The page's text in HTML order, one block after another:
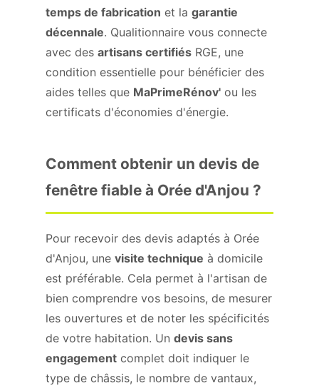
temps de fabrication et la garantie
décennale. Qualitionnaire vous connecte
avec des artisans certifiés RGE, une
condition essentielle pour bénéficier des
aides telles que MaPrimeRénov' ou les
certificats d'économies d'énergie.
Comment obtenir un devis de
fenêtre fiable à Orée d'Anjou ?
Pour recevoir des devis adaptés à Orée
d'Anjou, une visite technique à domicile
est préférable. Cela permet à l'artisan de
bien comprendre vos besoins, de mesurer
les ouvertures et de noter les spécificités
de votre habitation. Un devis sans
engagement complet doit indiquer le
type de châssis, le nombre de vantaux,